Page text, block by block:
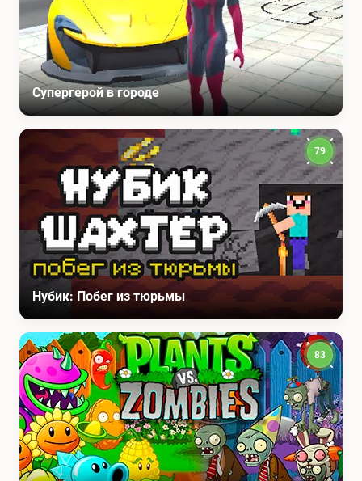
Супергерой в городе
Нубик: Побег из тюрьмы
79
83